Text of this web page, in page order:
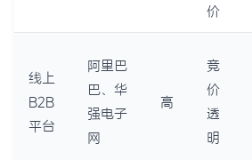
价
线上
B2B
平台
阿里巴
巴、华
强电子
网
高
竞
价
透
明